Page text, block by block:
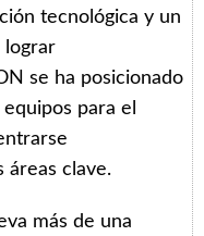
tecnológica y un
lograr
se ha posicionado
para el
áreas clave.
más de una